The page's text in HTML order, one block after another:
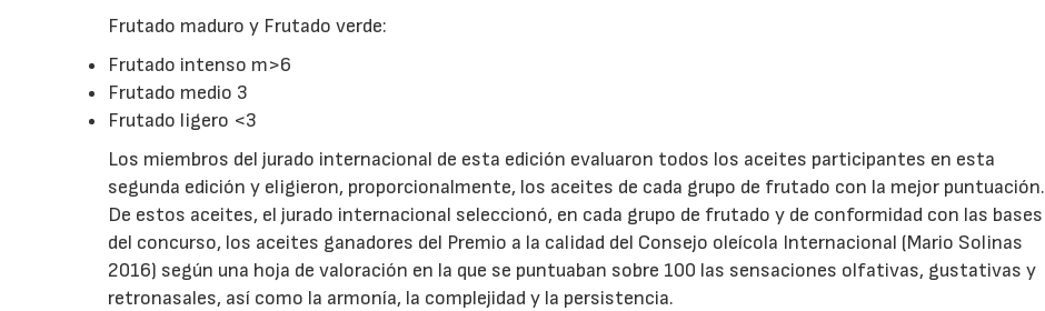
Frutado maduro y Frutado verde:
Frutado intenso m>6
Frutado medio 3
Frutado ligero <3
Los miembros del jurado internacional de esta edición evaluaron todos los aceites participantes en esta
segunda edición y eligieron, proporcionalmente, los aceites de cada grupo de frutado con la mejor puntuación.
De estos aceites, el jurado internacional seleccionó, en cada grupo de frutado y de conformidad con las bases
del concurso, los aceites ganadores del Premio a la calidad del Consejo oleícola Internacional (Mario Solinas
2016) según una hoja de valoración en la que se puntuaban sobre 100 las sensaciones olfativas, gustativas y
retronasales, así como la armonía, la complejidad y la persistencia.